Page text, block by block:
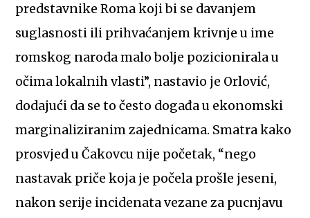
predstavnike Roma koji bi se davanjem
suglasnosti ili prihvaćanjem krivnje u ime
romskog naroda malo bolje pozicionirala u
očima lokalnih vlasti”, nastavio je Orlović,
dodajući da se to često događa u ekonomski
marginaliziranim zajednicama. Smatra kako
prosvjed u Čakovcu nije početak, “nego
nastavak priče koja je počela prošle jeseni,
nakon serije incidenata vezane za pucnjavu